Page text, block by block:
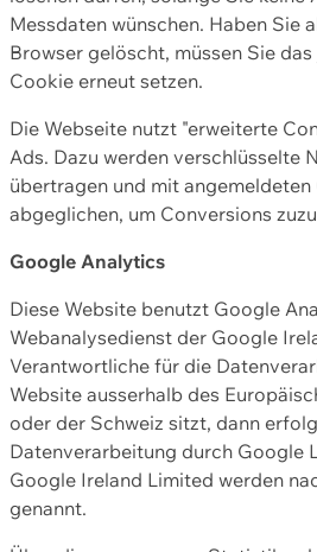
Messdaten wünschen. Haben Sie
Browser gelöscht, müssen Sie
Cookie erneut setzen.
Die Webseite nutzt "erweiterte
Ads. Dazu werden verschlüsselte
übertragen und mit
abgeglichen, um Conversions
Google Analytics
Diese Website benutzt Google
Webanalysedienst der Google
Verantwortliche für die
Website ausserhalb des
oder der Schweiz sitzt, dann
Datenverarbeitung durch Google
Google Ireland Limited werden
genannt.